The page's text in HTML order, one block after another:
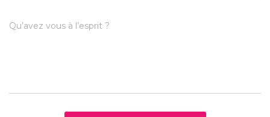
Qu’avez vous à l’esprit ?